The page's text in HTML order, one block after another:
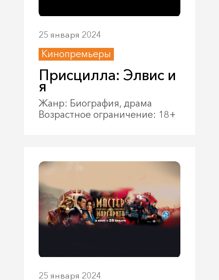
25 января 2024
Кинопремьеры
Присцилла: Элвис и
я
Жанр: Биография, драма
Возрастное ограничение: 18+
25 января 2024